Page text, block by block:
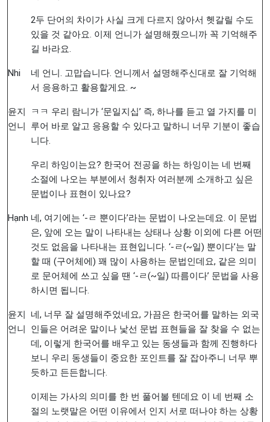
2두 단어의 차이가 사실 크게 다르지 않아서 헷갈릴 수도
있을 것 같아요. 이제 언니가 설명해줬으니까 꼭 기억해주
길 바라요.
Nhi
네 언니. 고맙습니다. 언니께서 설명해주신대로 잘 기억해
서 응용하고 활용할게요. ~
윤지
언니
ㅋㅋ 우리 람니가 ‘문일지십’ 즉, 하나를 듣고 열 가지를 미
루어 바로 알고 응용할 수 있다고 말하니 너무 기분이 좋습
니다.
우리 하잉이는요? 한국어 전공을 하는 하잉이는 네 번째
소절에 나오는 부분에서 청취자 여러분께 소개하고 싶은
문법이나 표현이 있나요?
Hạnh 네, 여기에는 ‘-ㄹ 뿐이다’라는 문법이 나오는데요. 이 문법
은, 앞에 오는 말이 나타내는 상태나 상황 이외에 다른 어떤
것도 없음을 나타내는 표현입니다. ‘-ㄹ(~일) 뿐이다’는 말
할 때 (구어체에) 꽤 많이 사용하는 문법인데요, 같은 의미
로 문어체에 쓰고 싶을 땐 ‘-ㄹ(~일) 따름이다’ 문법을 사용
하시면 됩니다.
윤지
언니
네, 너무 잘 설명해주었네요, 가끔은 한국어를 말하는 외국
인들은 어려운 말이나 낯선 문법 표현들을 잘 찾을 수 없는
데, 이렇게 한국어를 배우고 있는 동생들과 함께 진행하다
보니 우리 동생들이 중요한 포인트를 잘 잡아주니 너무 뿌
듯하고 든든합니다.
이제는 가사의 의미를 한 번 풀어볼 텐데요 이 네 번째 소
절의 노랫말은 어떤 이유에서 인지 서로 떠나야 하는 상황